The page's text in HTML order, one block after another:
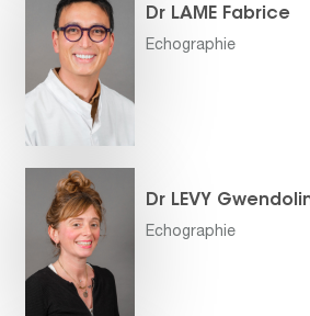
Dr LAME Fabrice
Echographie
Dr LEVY
Echographie